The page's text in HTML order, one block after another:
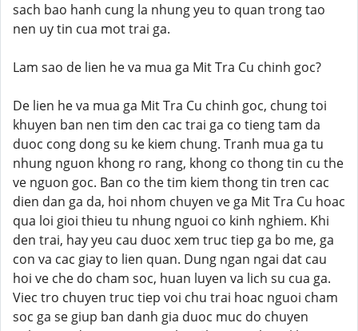
sach bao hanh cung la nhung yeu to quan trong tao
nen uy tin cua mot trai ga.
Lam sao de lien he va mua ga Mit Tra Cu chinh goc?
De lien he va mua ga Mit Tra Cu chinh goc, chung toi
khuyen ban nen tim den cac trai ga co tieng tam da
duoc cong dong su ke kiem chung. Tranh mua ga tu
nhung nguon khong ro rang, khong co thong tin cu the
ve nguon goc. Ban co the tim kiem thong tin tren cac
dien dan ga da, hoi nhom chuyen ve ga Mit Tra Cu hoac
qua loi gioi thieu tu nhung nguoi co kinh nghiem. Khi
den trai, hay yeu cau duoc xem truc tiep ga bo me, ga
con va cac giay to lien quan. Dung ngan ngai dat cau
hoi ve che do cham soc, huan luyen va lich su cua ga.
Viec tro chuyen truc tiep voi chu trai hoac nguoi cham
soc ga se giup ban danh gia duoc muc do chuyen